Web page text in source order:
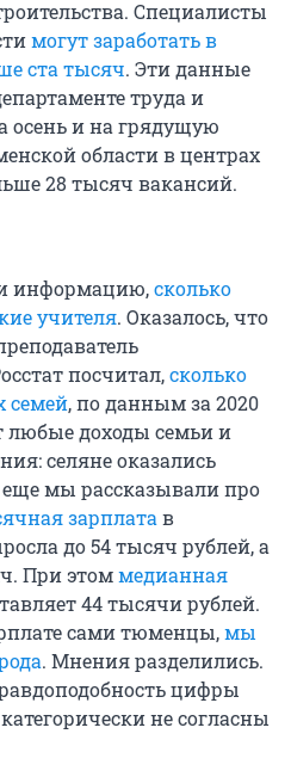
Специалисты
могут заработать в
ста тысяч. Эти данные
труда и
осень и на грядущую
области в центрах
28 тысяч вакансий.
информацию,сколько
учителя. Оказалось, что
посчитал,сколько
семей, по данным за 2020
любые доходы семьи и
селяне оказались
мы рассказывали про
зарплатав
до 54 тысяч рублей, а
При этоммедианная
44 тысячи рублей.
сами тюменцы,мы
. Мнения разделились.
цифры
не согласны